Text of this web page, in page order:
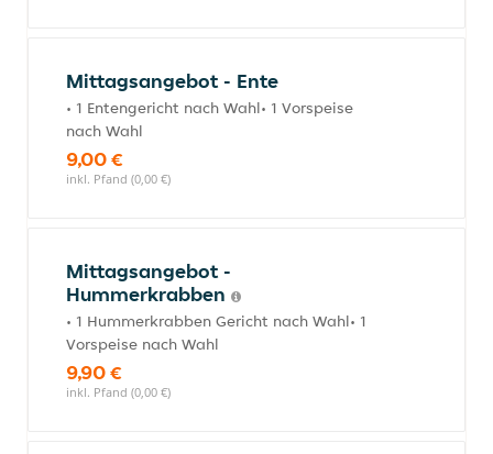
Mittagsangebot - Ente
• 1 Entengericht nach Wahl• 1 Vorspeise
nach Wahl
9,00 €
inkl. Pfand (0,00 €)
Mittagsangebot -
Hummerkrabben
• 1 Hummerkrabben Gericht nach Wahl• 1
Vorspeise nach Wahl
9,90 €
inkl. Pfand (0,00 €)